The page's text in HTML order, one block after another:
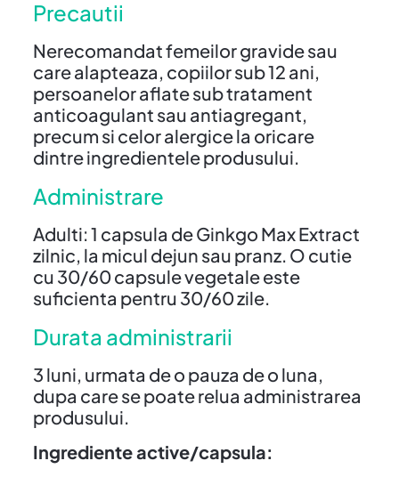
Precautii
Nerecomandat femeilor gravide sau
care alapteaza, copiilor sub 12 ani,
persoanelor aflate sub tratament
anticoagulant sau antiagregant,
precum si celor alergice la oricare
dintre ingredientele produsului.
Administrare
Adulti: 1 capsula de Ginkgo Max Extract
zilnic, la micul dejun sau pranz. O cutie
cu 30/60 capsule vegetale este
suficienta pentru 30/60 zile.
Durata administrarii
3 luni, urmata de o pauza de o luna,
dupa care se poate relua administrarea
produsului.
Ingrediente active/capsula: